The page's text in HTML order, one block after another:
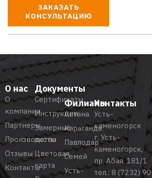
ЗАКАЗАТЬ
КОНСУЛЬТАЦИЮ
О нас
О
компании
Партнеры
Производство
Отзывы
Контакты
Документы
Сертификаты
Инструкции
Замерные
листы
Цветовая
карта
Филиалы
Астана
Караганда
Павлодар
Семей
Усть-
Контакты
Усть-
каменогорск
г. Усть-
каменогорск,
пр. Абая, 181/1
тел.: 8 (7232) 90